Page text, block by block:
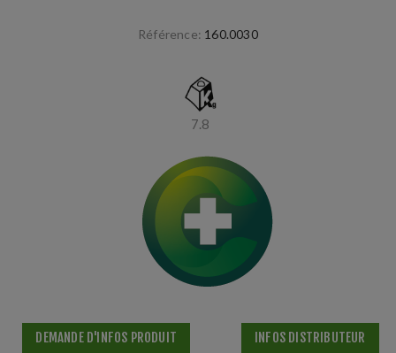
Référence: 160.0030
7.8
DEMANDE D'INFOS PRODUIT INFOS DISTRIBUTEUR